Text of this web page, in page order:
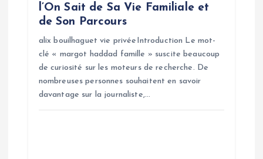
l’On Sait de Sa Vie Familiale et
de Son Parcours
alix bouilhaguet vie privéeIntroduction Le mot-
clé « margot haddad famille » suscite beaucoup
de curiosité sur les moteurs de recherche. De
nombreuses personnes souhaitent en savoir
davantage sur la journaliste,…